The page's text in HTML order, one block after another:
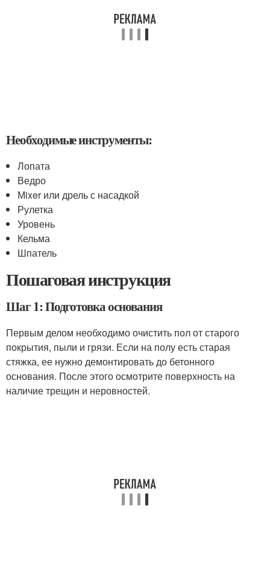
Необходимые инструменты:
Лопата
Ведро
Мixer или дрель с насадкой
Рулетка
Уровень
Кельма
Шпатель
Пошаговая инструкция
Шаг 1: Подготовка основания
Первым делом необходимо очистить пол от старого
покрытия, пыли и грязи. Если на полу есть старая
стяжка, ее нужно демонтировать до бетонного
основания. После этого осмотрите поверхность на
наличие трещин и неровностей.